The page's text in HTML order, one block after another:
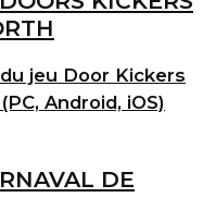
jeu Door Kickers
Android, iOS)